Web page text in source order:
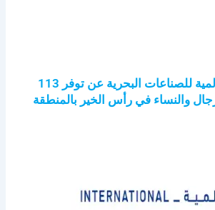
تعلن الشركة العالمية للصناعات البحرية عن توفر 113
والنساء في رأس الخير بالمنطقة